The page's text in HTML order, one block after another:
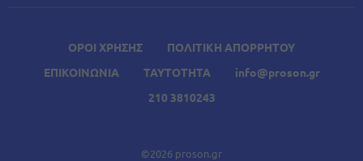
ΟΡΟΙ ΧΡΗΣΗΣ
ΠΟΛΙΤΙΚΗ ΑΠΟΡΡΗΤΟΥ
ΕΠΙΚΟΙΝΩΝΙΑ
ΤΑΥΤΟΤΗΤΑ
info@proson.gr
210 3810243
©2026 proson.gr